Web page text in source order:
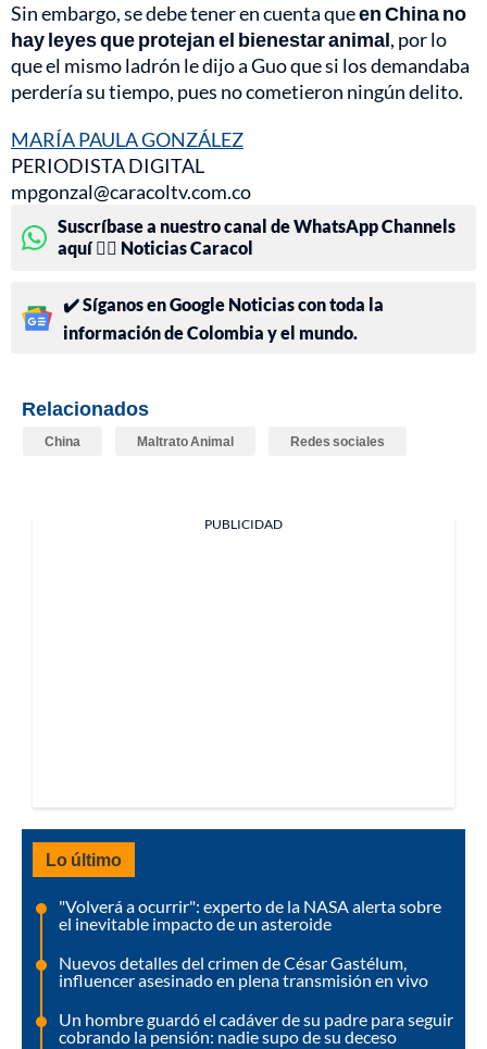
Sin embargo, se debe tener en cuenta queen China no
hay leyes que protejan el bienestar animal, por lo
que el mismo ladrón le dijo a Guo que si los demandaba
perdería su tiempo, pues no cometieron ningún delito.
MARÍA PAULA GONZÁLEZ
PERIODISTA DIGITAL
mpgonzal@caracoltv.com.co
Suscríbase a nuestro canal de WhatsApp Channels
aquí 👉🏻 Noticias Caracol
✔️ Síganos en Google Noticias con toda la
información de Colombia y el mundo.
Relacionados
China Maltrato Animal Redes sociales
PUBLICIDAD
Lo último
"Volverá a ocurrir": experto de la NASA alerta sobre
el inevitable impacto de un asteroide
Nuevos detalles del crimen de César Gastélum,
influencer asesinado en plena transmisión en vivo
Un hombre guardó el cadáver de su padre para seguir
cobrando la pensión: nadie supo de su deceso